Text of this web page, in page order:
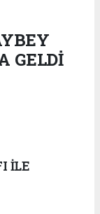
GELDİ
İLE